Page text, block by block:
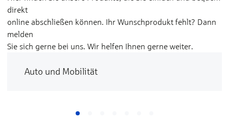
direkt
online abschließen können. Ihr Wunschprodukt fehlt? Dann
melden
Sie sich gerne bei uns. Wir helfen Ihnen gerne weiter.
Auto und Mobilität